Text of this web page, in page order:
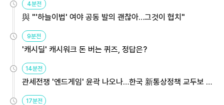
4분전
與 "'하늘이법' 여야 공동 발의 괜찮아…그것이 협치"
9분전
'캐시딜' 캐시워크 돈 버는 퀴즈, 정답은?
14분전
관세전쟁 '엔드게임' 윤곽 나오나…한국 新통상정책 교두보 활
용해야
17분전